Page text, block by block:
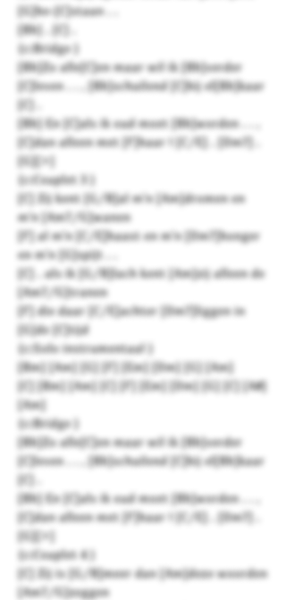
[G]be-[C]staan . .
[Bb] . [C] .
{c:Bridge }
[Bb]Zo alle[C]en maar wil ik [Bb]verder
[C]leven . . , [Bb]schuilend [C]bij el[Bb]kaar
[C] .
[Bb] En [C]als ik oud moet [Bb]worden . . ,
[C]dan alleen met [F]haar ! [C/E] . [Dm7] .
[G][>]
{c:Couplet 3 }
[C] Zij kent [G/B]al m'n [Am]dromen en
m'n [Am7/G]wanen
[F] al m'n [C/E]haast en m'n [Dm7]honger
en m'n [G]spijt . .
[C] . als ik [G/B]lach kent [Am]zij alleen de
[Am7/G]tranen
[F] die daar [C/E]achter [Dm7]liggen in
[G]de [C]tijd
{c:Solo instrumentaal }
[Bm] [Am] [G] [F] [Em] [Dm] [G] [Am]
[C] [Bm] [Am] [C] [F] [Em] [Dm] [G] [C] [A#]
[Am]
{c:Bridge }
[Bb]Zo alle[C]en maar wil ik [Bb]verder
[C]leven . . , [Bb]schuilend [C]bij el[Bb]kaar
[C] .
[Bb] En [C]als ik oud moet [Bb]worden . . ,
[C]dan alleen met [F]haar ! [C/E] . [Dm7] .
[G][>]
{c:Couplet 4 }
[C] Zij is [G/B]meer dan [Am]deze woorden
[Am7/G]zeggen